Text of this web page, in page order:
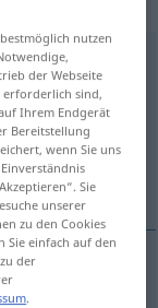
nutzen
der Webseite
erforderlich sind,
Ihrem Endgerät
Bereitstellung
wenn Sie uns
Sie
unserer
zu den Cookies
Sie einfach auf den
der
.